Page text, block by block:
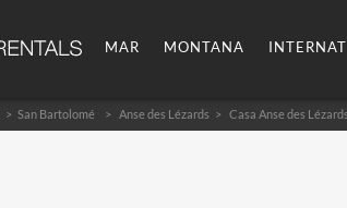
MAR MONTANA
San Bartolomé Anse des Lézards Casa Anse des Lézards